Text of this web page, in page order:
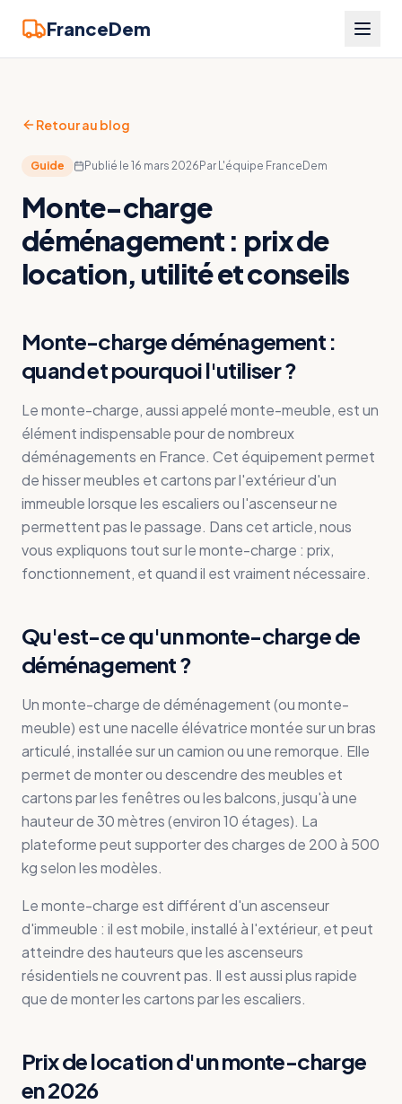
FranceDem
Retour au blog
Guide Publié le 16 mars 2026 Par L'équipe FranceDem
Monte-charge
déménagement : prix de
location, utilité et conseils
Monte-charge déménagement :
quand et pourquoi l'utiliser ?
Le monte-charge, aussi appelé monte-meuble, est un
élément indispensable pour de nombreux
déménagements en France. Cet équipement permet
de hisser meubles et cartons par l'extérieur d'un
immeuble lorsque les escaliers ou l'ascenseur ne
permettent pas le passage. Dans cet article, nous
vous expliquons tout sur le monte-charge : prix,
fonctionnement, et quand il est vraiment nécessaire.
Qu'est-ce qu'un monte-charge de
déménagement ?
Un monte-charge de déménagement (ou monte-
meuble) est une nacelle élévatrice montée sur un bras
articulé, installée sur un camion ou une remorque. Elle
permet de monter ou descendre des meubles et
cartons par les fenêtres ou les balcons, jusqu'à une
hauteur de 30 mètres (environ 10 étages). La
plateforme peut supporter des charges de 200 à 500
kg selon les modèles.
Le monte-charge est différent d'un ascenseur
d'immeuble : il est mobile, installé à l'extérieur, et peut
atteindre des hauteurs que les ascenseurs
résidentiels ne couvrent pas. Il est aussi plus rapide
que de monter les cartons par les escaliers.
Prix de location d'un monte-charge
en 2026